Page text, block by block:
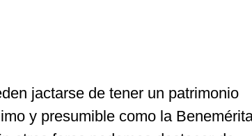
jactarse de tener un patrimonio
y presumible como la